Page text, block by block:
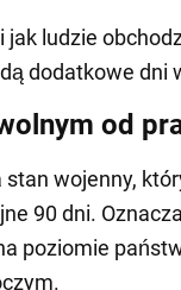
jak ludzie
dodatkowe dni
od
stan wojenny,
90 dni.
poziomie